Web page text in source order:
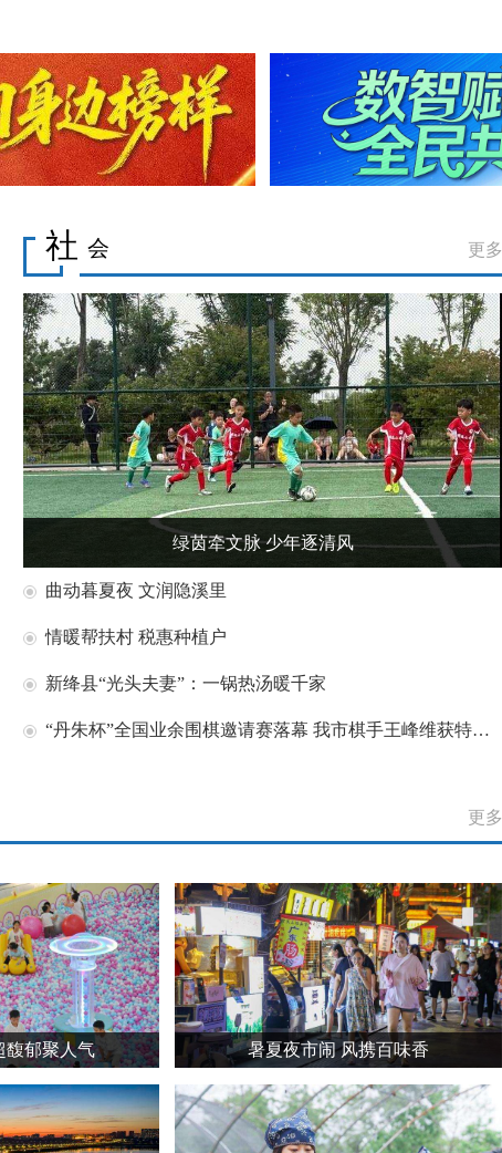
社 会 更多
绿茵牵文脉 少年逐清风
曲动暮夏夜 文润隐溪里
情暖帮扶村 税惠种植户
新绛县“光头夫妻”：一锅热汤暖千家
“丹朱杯”全国业余围棋邀请赛落幕 我市棋手王峰维获特邀组第四名
更多
馥郁聚人气 暑夏夜市闹 风携百味香